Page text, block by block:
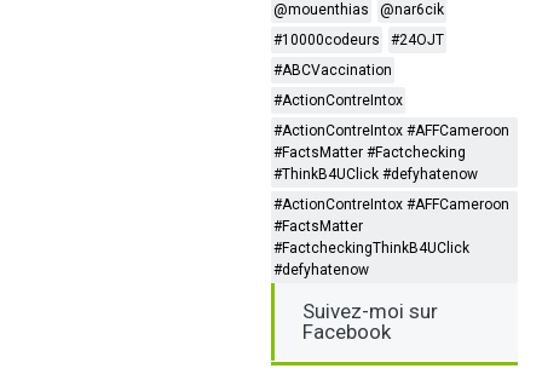
@mouenthias
@nar6cik
#10000codeurs
#24OJT
#ABCVaccination
#ActionContreIntox
#ActionContreIntox #AFFCameroon
#FactsMatter #Factchecking
#ThinkB4UClick #defyhatenow
#ActionContreIntox #AFFCameroon
#FactsMatter
#FactcheckingThinkB4UClick
#defyhatenow
Suivez-moi sur
Facebook